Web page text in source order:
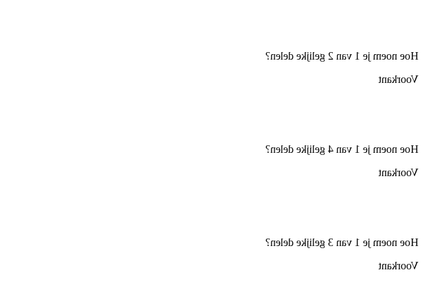
Hoe noem je 1 van 2 gelijke delen?
Voorkant
Hoe noem je 1 van 4 gelijke delen?
Voorkant
Hoe noem je 1 van 3 gelijke delen?
Voorkant